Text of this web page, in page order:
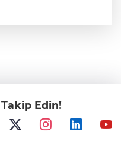
Edin!